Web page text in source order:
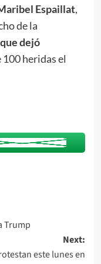
Espaillat,
de la
dejó
heridas el
Trump
Next:
este lunes en